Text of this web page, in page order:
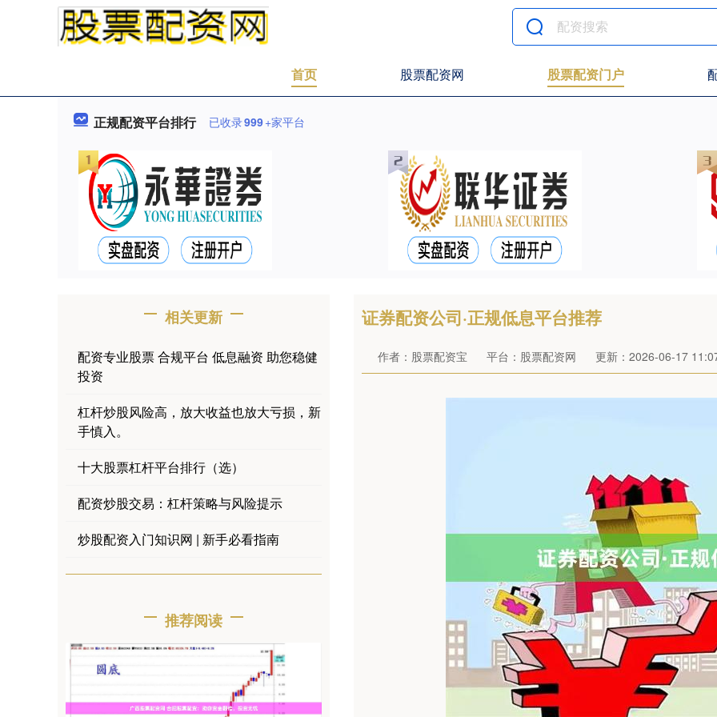
首页 股票配资网 股票配资门户
正规配资平台排行 已收录999+家平台
证券配资公司·正规低息平台推荐
作者：股票配资宝 平台：股票配资网 更新：2026-06-17
相关更新
配资专业股票 合规平台 低息融资 助您稳健
投资
杠杆炒股风险高，放大收益也放大亏损，新
手慎入。
十大股票杠杆平台排行（选）
配资炒股交易：杠杆策略与风险提示
炒股配资入门知识网 | 新手必看指南
推荐阅读